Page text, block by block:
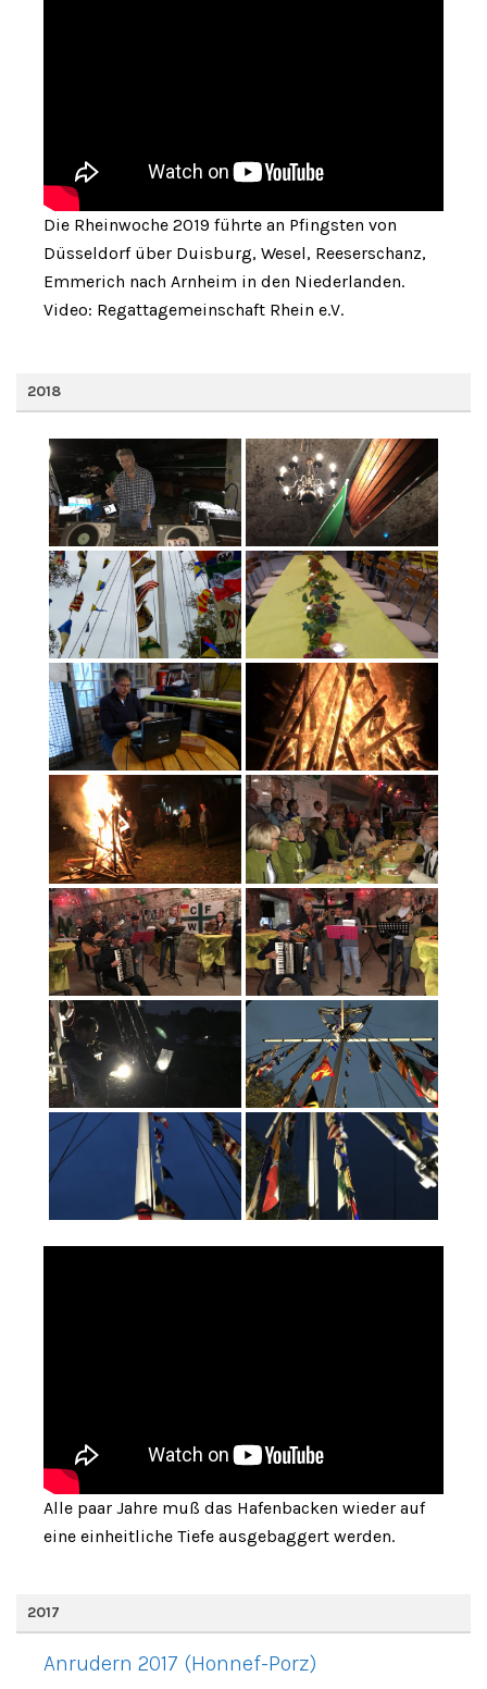
Die Rheinwoche 2019 führte an Pfingsten von
Düsseldorf über Duisburg, Wesel, Reeserschanz,
Emmerich nach Arnheim in den Niederlanden.
Video: Regattagemeinschaft Rhein e.V.
2018
Alle paar Jahre muß das Hafenbacken wieder auf
eine einheitliche Tiefe ausgebaggert werden.
2017
Anrudern 2017 (Honnef-Porz)